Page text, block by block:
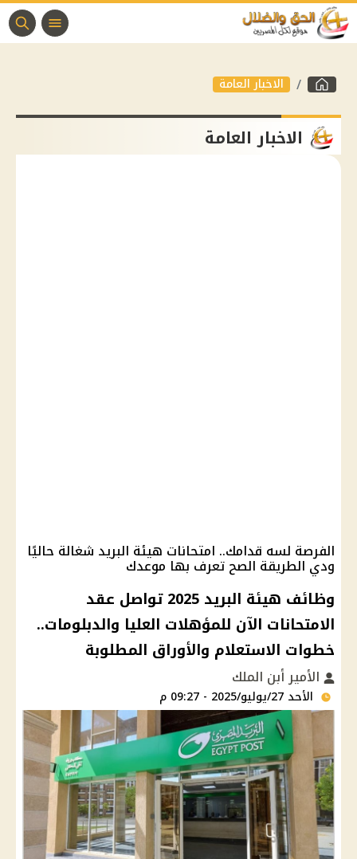
الاخبار العامة
الاخبار العامة
الفرصة لسه قدامك.. امتحانات هيئة البريد شغالة حاليًا
ودي الطريقة الصح تعرف بها موعدك
وظائف هيئة البريد 2025 تواصل عقد
الامتحانات الآن للمؤهلات العليا والدبلومات..
خطوات الاستعلام والأوراق المطلوبة
الأمير أبن الملك
الأحد 27/يوليو/2025 - 09:27 م